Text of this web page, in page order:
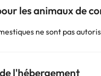
les animaux de
ne sont pas
l'hébergement